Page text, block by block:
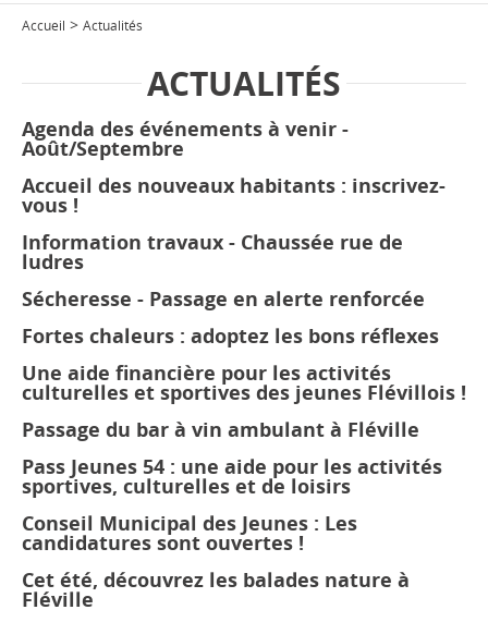
Accueil > Actualités
ACTUALITÉS
Agenda des événements à venir -
Août/Septembre
Accueil des nouveaux habitants : inscrivez-
vous !
Information travaux - Chaussée rue de
ludres
Sécheresse - Passage en alerte renforcée
Fortes chaleurs : adoptez les bons réflexes
Une aide financière pour les activités
culturelles et sportives des jeunes Flévillois !
Passage du bar à vin ambulant à Fléville
Pass Jeunes 54 : une aide pour les activités
sportives, culturelles et de loisirs
Conseil Municipal des Jeunes : Les
candidatures sont ouvertes !
Cet été, découvrez les balades nature à
Fléville